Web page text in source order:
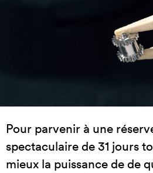
Pour parvenir à une
spectaculaire de 31 jours
mieux la puissance de de